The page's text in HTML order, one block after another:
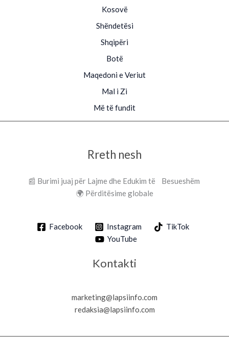
Kosovë
Shëndetësi
Shqipëri
Botë
Maqedoni e Veriut
Mal i Zi
Më të fundit
Rreth nesh
📰 Burimi juaj për Lajme dhe Edukim të Besueshëm
🌍 Përditësime globale
Facebook Instagram
TikTok
YouTube
Kontakti
marketing@lapsiinfo.com
redaksia@lapsiinfo.com